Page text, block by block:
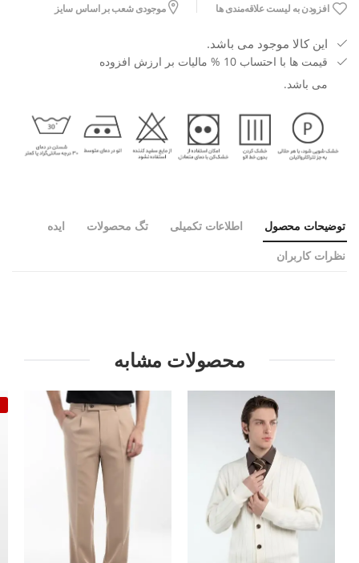
افزودن به لیست علاقه‌مندی ها موجودی شعب بر اساس سایز
این کالا موجود می باشد.
قیمت ها با احتساب 10 % مالیات بر ارزش افزوده
می باشد.
توضیحات محصول اطلاعات تکمیلی تگ محصولات ایده
نظرات کاربران
محصولات مشابه